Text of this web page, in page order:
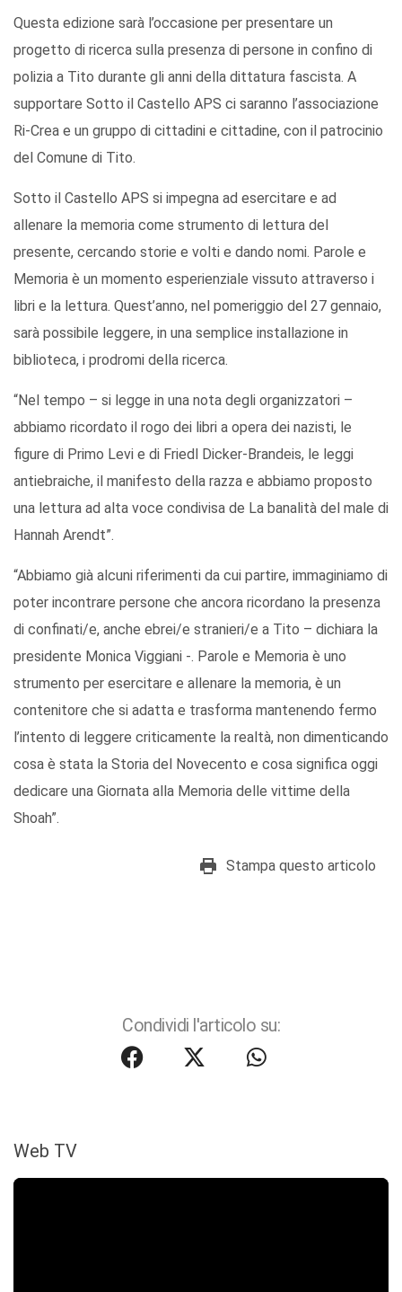
Questa edizione sarà l’occasione per presentare un
progetto di ricerca sulla presenza di persone in confino di
polizia a Tito durante gli anni della dittatura fascista. A
supportare Sotto il Castello APS ci saranno l’associazione
Ri-Crea e un gruppo di cittadini e cittadine, con il patrocinio
del Comune di Tito.
Sotto il Castello APS si impegna ad esercitare e ad
allenare la memoria come strumento di lettura del
presente, cercando storie e volti e dando nomi. Parole e
Memoria è un momento esperienziale vissuto attraverso i
libri e la lettura. Quest’anno, nel pomeriggio del 27 gennaio,
sarà possibile leggere, in una semplice installazione in
biblioteca, i prodromi della ricerca.
“Nel tempo – si legge in una nota degli organizzatori –
abbiamo ricordato il rogo dei libri a opera dei nazisti, le
figure di Primo Levi e di Friedl Dicker-Brandeis, le leggi
antiebraiche, il manifesto della razza e abbiamo proposto
una lettura ad alta voce condivisa de La banalità del male di
Hannah Arendt”.
“Abbiamo già alcuni riferimenti da cui partire, immaginiamo di
poter incontrare persone che ancora ricordano la presenza
di confinati/e, anche ebrei/e stranieri/e a Tito – dichiara la
presidente Monica Viggiani -. Parole e Memoria è uno
strumento per esercitare e allenare la memoria, è un
contenitore che si adatta e trasforma mantenendo fermo
l’intento di leggere criticamente la realtà, non dimenticando
cosa è stata la Storia del Novecento e cosa significa oggi
dedicare una Giornata alla Memoria delle vittime della
Shoah”.
Stampa questo articolo
Condividi l'articolo su:
Web TV